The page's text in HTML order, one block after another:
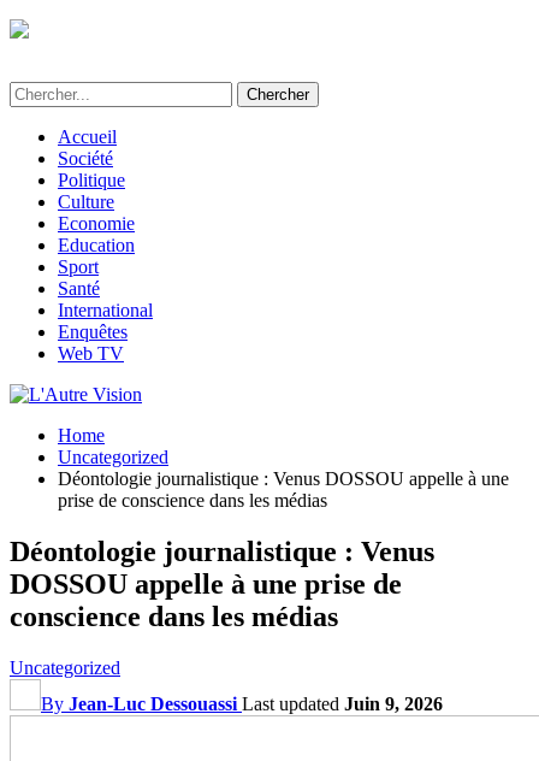
Accueil
Société
Politique
Culture
Economie
Education
Sport
Santé
International
Enquêtes
Web TV
Home
Uncategorized
Déontologie journalistique : Venus DOSSOU appelle à une
prise de conscience dans les médias
Déontologie journalistique : Venus
DOSSOU appelle à une prise de
conscience dans les médias
Uncategorized
By Jean-Luc Dessouassi Last updated Juin 9, 2026